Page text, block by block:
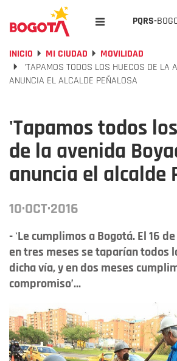
PQRS-
INICIO MI CIUDAD
MOVILIDAD
'TAPAMOS TODOS LOS HUECOS DE LA
ANUNCIA EL ALCALDE PEÑALOSA
'Tapamos todos
de la avenida
anuncia el alcalde
10·OCT·2016
- 'Le cumplimos a Bogotá. El 16
en tres meses se taparían todos
dicha vía, y en dos meses
compromiso’...